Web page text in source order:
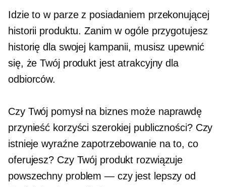
Idzie to w parze z posiadaniem przekonującej
historii produktu. Zanim w ogóle przygotujesz
historię dla swojej kampanii, musisz upewnić
się, że Twój produkt jest atrakcyjny dla
odbiorców.
Czy Twój pomysł na biznes może naprawdę
przynieść korzyści szerokiej publiczności? Czy
istnieje wyraźne zapotrzebowanie na to, co
oferujesz? Czy Twój produkt rozwiązuje
powszechny problem — czy jest lepszy od